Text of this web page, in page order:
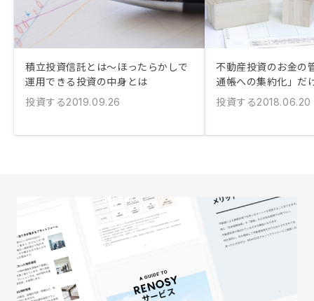
積立投資信託とは〜ほったらかしで
運用できる投資の中身とは
投資する2019.09.26
不動産投資のお金の
通帳への集約化」だ
投資する2018.06.20